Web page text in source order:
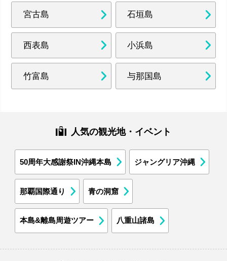
宮古島 石垣島
西表島 小浜島
竹富島 与那国島
人気の観光地・イベント
50周年大感謝祭IN沖縄本島 ジャングリア沖縄
那覇国際通り 青の洞窟
本島&離島周遊ツアー 八重山諸島